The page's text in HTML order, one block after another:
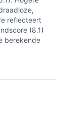
reflecteert
(8.1)
berekende